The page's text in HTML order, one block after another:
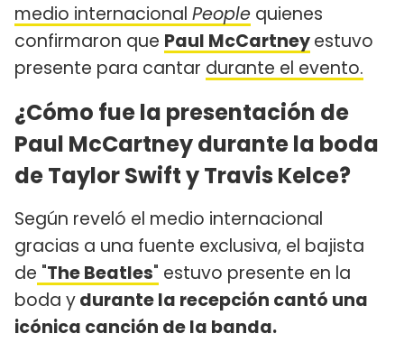
medio internacional People quienes
confirmaron que Paul McCartneyestuvo
presente para cantar durante el evento.
¿Cómo fue la presentación de
Paul McCartney durante la boda
de Taylor Swift y Travis Kelce?
Según reveló el medio internacional
gracias a una fuente exclusiva, el bajista
de "The Beatles" estuvo presente en la
boda ydurante la recepción cantó una
icónica canción de la banda.